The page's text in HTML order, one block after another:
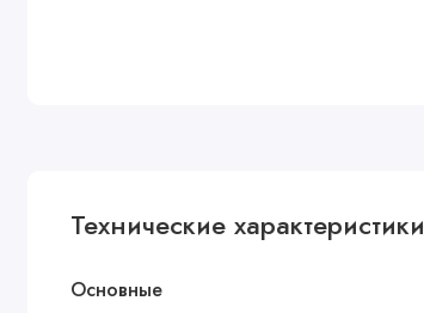
Технические
Основные